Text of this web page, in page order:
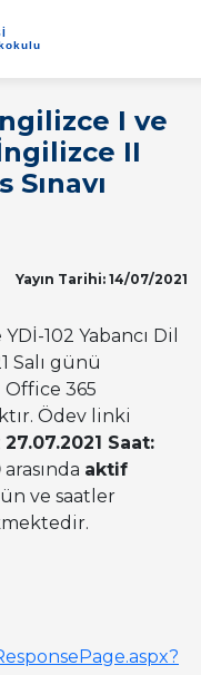
I ve
II
Yayın Tarihi: 14/07/2021
102 Yabancı Dil
Salı günü
Office 365
Ödev linki
27.07.2021 Saat:
arasında aktif
ve saatler